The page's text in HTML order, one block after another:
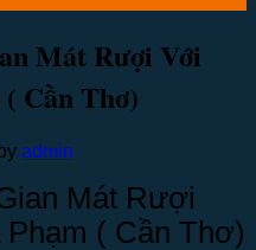
Mát Rượi Với
Cần Thơ)
by admin
Mát Rượi
( Cần Thơ)